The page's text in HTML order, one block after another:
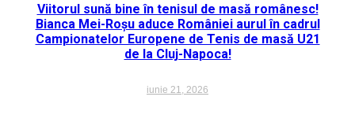
Viitorul sună bine în tenisul de masă românesc!
Bianca Mei-Roșu aduce României aurul în cadrul
Campionatelor Europene de Tenis de masă U21
de la Cluj-Napoca!
iunie 21, 2026